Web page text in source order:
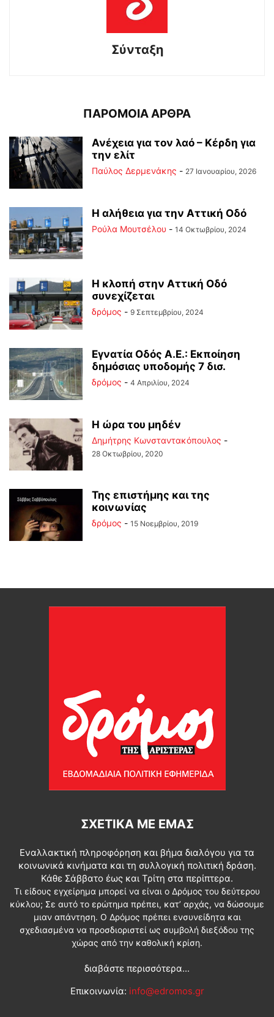
Σύνταξη
ΠΑΡΟΜΟΙΑ ΑΡΘΡΑ
Ανέχεια για τον λαό – Κέρδη για
την ελίτ
Παύλος Δερμενάκης - 27 Ιανουαρίου, 2026
Η αλήθεια για την Αττική Οδό
Ρούλα Μουτσέλου - 14 Οκτωβρίου, 2024
Η κλοπή στην Αττική Οδό
συνεχίζεται
δρόμος - 9 Σεπτεμβρίου, 2024
Εγνατία Οδός Α.Ε.: Εκποίηση
δημόσιας υποδομής 7 δισ.
δρόμος - 4 Απριλίου, 2024
Η ώρα του μηδέν
Δημήτρης Κωνσταντακόπουλος -
28 Οκτωβρίου, 2020
Της επιστήμης και της
κοινωνίας
δρόμος - 15 Νοεμβρίου, 2019
ΣΧΕΤΙΚΆ ΜΕ ΕΜΆΣ
Εναλλακτική πληροφόρηση και βήμα διαλόγου για τα
κοινωνικά κινήματα και τη συλλογική πολιτική δράση.
Κάθε Σάββατο έως και Τρίτη στα περίπτερα.
Τι είδους εγχείρημα μπορεί να είναι ο Δρόμος του δεύτερου
κύκλου; Σε αυτό το ερώτημα πρέπει, κατ’ αρχάς, να δώσουμε
μιαν απάντηση. Ο Δρόμος πρέπει ενσυνείδητα και
σχεδιασμένα να προσδιοριστεί ως συμβολή διεξόδου της
χώρας από την καθολική κρίση.
διαβάστε περισσότερα...
Επικοινωνία: info@edromos.gr